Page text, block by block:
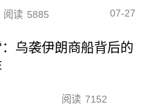
阅读 5885 07-27
乌袭伊朗商船背后的
阅读 7152